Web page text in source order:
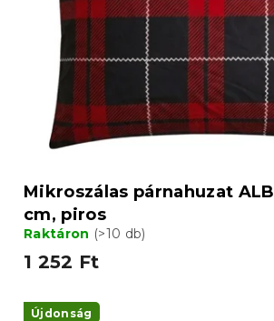
Mikroszálas párnahuzat
cm, piros
Raktáron (>10 db)
1 252 Ft
Újdonság